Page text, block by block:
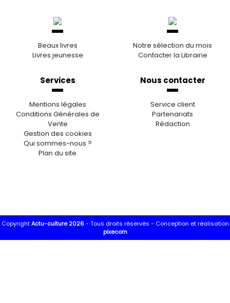
Beaux livres
Livres jeunesse
Notre sélection du mois
Contacter la Librairie
Services
Mentions légales
Conditions Générales de
Vente
Gestion des cookies
Qui sommes-nous ?
Plan du site
Nous contacter
Service client
Partenariats
Rédaction
CopyrightActu-culture 2026- Tous droits réservés - Conception et réalisation
pixecom